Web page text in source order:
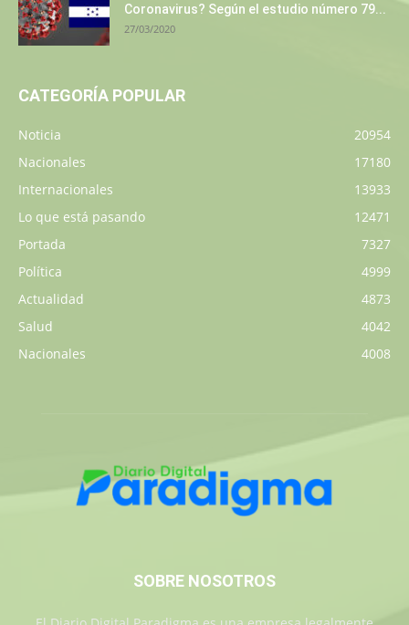
Coronavirus? Según el estudio número 79...
27/03/2020
CATEGORÍA POPULAR
Noticia
20954
Nacionales
17180
Internacionales
13933
Lo que está pasando
12471
Portada
7327
Política
4999
Actualidad
4873
Salud
4042
Nacionales
4008
SOBRE NOSOTROS